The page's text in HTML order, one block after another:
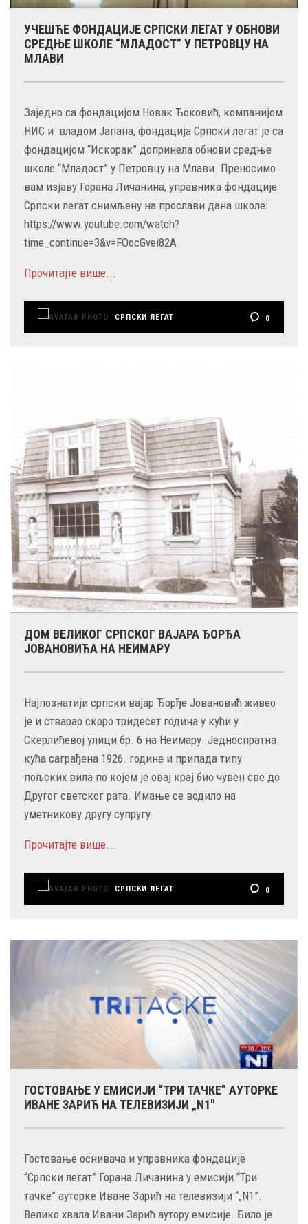
УЧЕШЋЕ ФОНДАЦИЈЕ СРПСКИ ЛЕГАТ У ОБНОВИ
СРЕДЊЕ ШКОЛЕ “МЛАДОСТ” У ПЕТРОВЦУ НА
МЛАВИ
Заједно са фондацијом Новак Ђоковић, компанијом
НИС и владом Јапана, фондација Српски легат је са
фондацијом “Искорак” допринела обнови средње
школе “Младост” у Петровцу на Млави. Преносимо
вам изјаву Горана Личанина, управника фондације
Српски легат снимљену на прослави дана школе:
https://www.youtube.com/watch?
time_continue=3&v=FOocGvei82A
Прочитајте више...
СРПСКИ ЛЕГАТ 0
ДОМ ВЕЛИКОГ СРПСКОГ ВАЈАРА ЂОРЂА
ЈОВАНОВИЋА НА НЕИМАРУ
Најпознатији српски вајар Ђорђе Јовановић живео
је и стварао скоро тридесет година у кући у
Скерлићевој улици бр. 6 на Неимару. Једноспратна
кућа саграђена 1926. године и припада типу
пољских вила по којем је овај крај био чувен све до
Другог светског рата. Имање се водило на
уметникову другу супругу
Прочитајте више...
СРПСКИ ЛЕГАТ 0
ГОСТОВАЊЕ У ЕМИСИЈИ “ТРИ ТАЧКЕ” АУТОРКЕ
ИВАНЕ ЗАРИЋ НА ТЕЛЕВИЗИЈИ „N1″
Гостовање оснивача и управника фондације
“Српски легат” Горана Личанина у емисији “Три
тачке” ауторке Иване Зарић на телевизији “„N1”.
Велико хвала Ивани Зарић аутору емисије. Било је